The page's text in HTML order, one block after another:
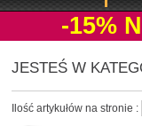
-15%
JESTEŚ W
Ilość artykułów na stronie :